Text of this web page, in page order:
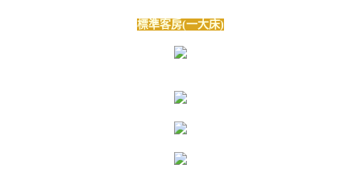
標準客房(一大床)